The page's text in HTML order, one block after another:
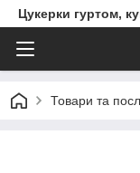
Цукерки гуртом,
Товари та